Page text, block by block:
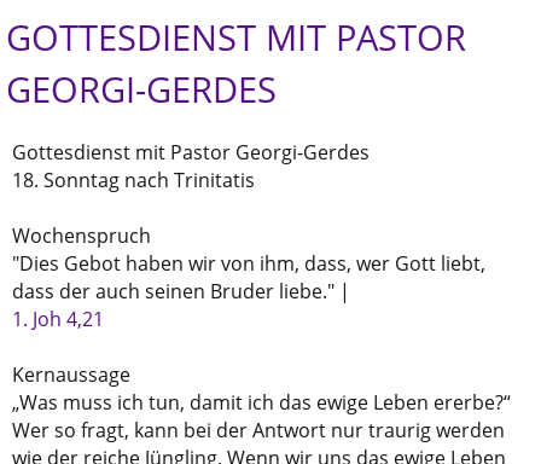
GOTTESDIENST MIT PASTOR
GEORGI-GERDES
Gottesdienst mit Pastor Georgi-Gerdes
18. Sonntag nach Trinitatis
Wochenspruch
"Dies Gebot haben wir von ihm, dass, wer Gott liebt,
dass der auch seinen Bruder liebe." |
1. Joh 4,21
Kernaussage
„Was muss ich tun, damit ich das ewige Leben ererbe?“
Wer so fragt, kann bei der Antwort nur traurig werden
wie der reiche Jüngling. Wenn wir uns das ewige Leben